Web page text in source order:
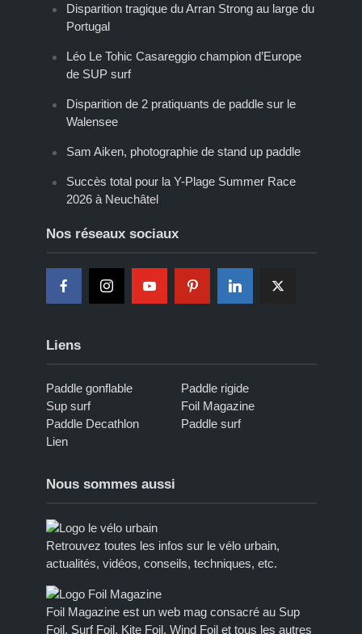
Disparition tragique du Arran Strong au large du
Portugal
Léo Le Tohic Casareggio champion d’Europe
de SUP surf
Disparition de 2 pratiquants de paddle sur le
Walensee
Sam Aiken, photographie de stand up paddle
Succès total pour la Y-Plage Summer Race
2026 à Neuchâtel
Nos réseaux sociaux
Liens
Paddle gonflable
Paddle rigide
Sup surf
Foil Magazine
Paddle Decathlon
Paddle surf
Lien
Nous sommes aussi
Retrouvez toutes les infos sur le vélo urbain,
actualités, vidéos, conseils, techniques, etc.
Foil Magazine est un web mag consacré au Sup
Foil, Surf Foil, Kite Foil, Wind Foil et tous les autres